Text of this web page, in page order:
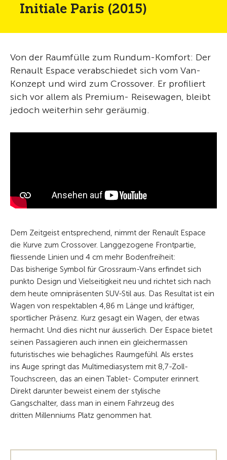
Initiale Paris (2015)
Von der Raumfülle zum Rundum-Komfort: Der
Renault Espace verabschiedet sich vom Van-
Konzept und wird zum Crossover. Er profiliert
sich vor allem als Premium- Reisewagen, bleibt
jedoch weiterhin sehr geräumig.
Dem Zeitgeist entsprechend, nimmt der Renault Espace
die Kurve zum Crossover. Langgezogene Frontpartie,
fliessende Linien und 4 cm mehr Bodenfreiheit:
Das bisherige Symbol für Grossraum-Vans erfindet sich
punkto Design und Vielseitigkeit neu und richtet sich nach
dem heute omnipräsenten SUV-Stil aus. Das Resultat ist ein
Wagen von respektablen 4,86 m Länge und kräftiger,
sportlicher Präsenz. Kurz gesagt ein Wagen, der etwas
hermacht. Und dies nicht nur äusserlich. Der Espace bietet
seinen Passagieren auch innen ein gleichermassen
futuristisches wie behagliches Raumgefühl. Als erstes
ins Auge springt das Multimediasystem mit 8,7-Zoll-
Touchscreen, das an einen Tablet- Computer erinnert.
Direkt darunter beweist einem der stylische
Gangschalter, dass man in einem Fahrzeug des
dritten Millenniums Platz genommen hat.